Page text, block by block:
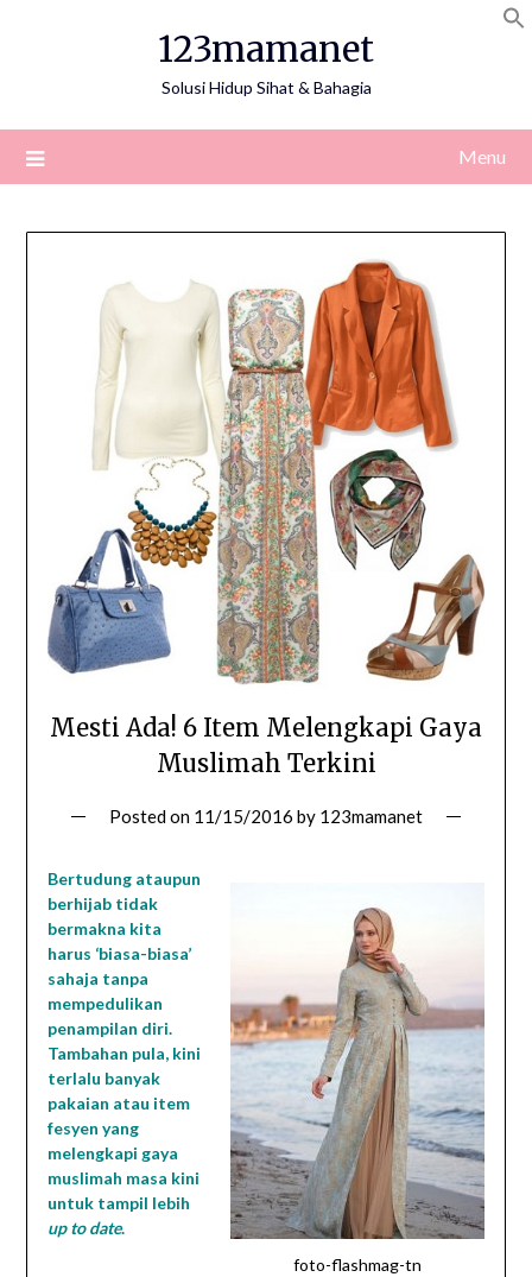
123mamanet
Solusi Hidup Sihat & Bahagia
Menu
Mesti Ada! 6 Item Melengkapi Gaya
Muslimah Terkini
Posted on 11/15/2016 by 123mamanet
foto-flashmag-tn
Bertudung ataupun
berhijab tidak
bermakna kita
harus ‘biasa-biasa’
sahaja tanpa
mempedulikan
penampilan diri.
Tambahan pula, kini
terlalu banyak
pakaian atau item
fesyen yang
melengkapi gaya
muslimah masa kini
untuk tampil lebih
up to date.